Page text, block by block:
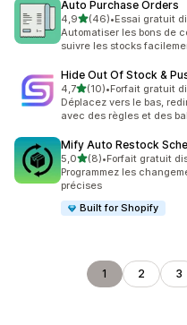
Auto Purchase Orders
4,9étoile(s) sur 5
(46)
46 avis au total
•Essai gratuit
Automatiser les bons de
suivre les stocks
Hide Out Of Stock &
4,7étoile(s) sur 5
(10)
10 avis au total
•Forfait gratuit
Déplacez vers le bas,
avec des règles et des
Mify Auto Restock
5,0étoile(s) sur 5
(8)
8 avis au total
•Forfait gratuit
Programmez les
précises
Built for Shopify
1 2 3